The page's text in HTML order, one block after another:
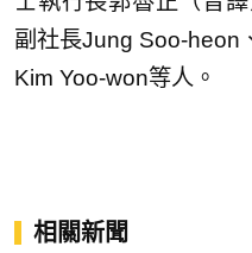
副社長Jung Soo-heon
Kim Yoo-won等人。
相關新聞